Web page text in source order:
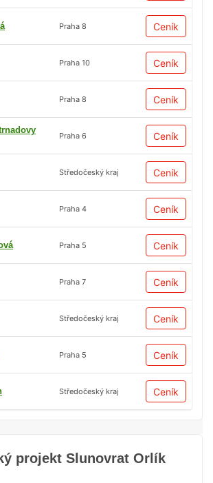
projekt Slunovrat Orlík
Praha 8 Ceník
Praha 10 Ceník
Praha 8 Ceník
Praha 6 Ceník
Středočeský kraj Ceník
Praha 4 Ceník
Praha 5 Ceník
Praha 7 Ceník
Středočeský kraj Ceník
Praha 5 Ceník
Středočeský kraj Ceník